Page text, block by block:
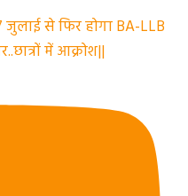
जुलाई से फिर होगा BA-LLB
में आक्रोश||